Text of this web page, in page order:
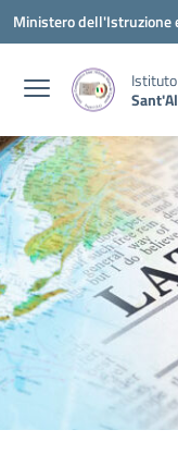
Vai ai contenuti
Vai al menu di navigazione
Vai al footer
Ministero dell'Istruzione